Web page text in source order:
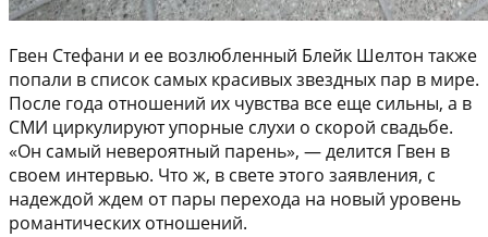
Гвен Стефани и ее возлюбленный Блейк Шелтон также
попали в список самых красивых звездных пар в мире.
После года отношений их чувства все еще сильны, а в
СМИ циркулируют упорные слухи о скорой свадьбе.
«Он самый невероятный парень», — делится Гвен в
своем интервью. Что ж, в свете этого заявления, с
надеждой ждем от пары перехода на новый уровень
романтических отношений.